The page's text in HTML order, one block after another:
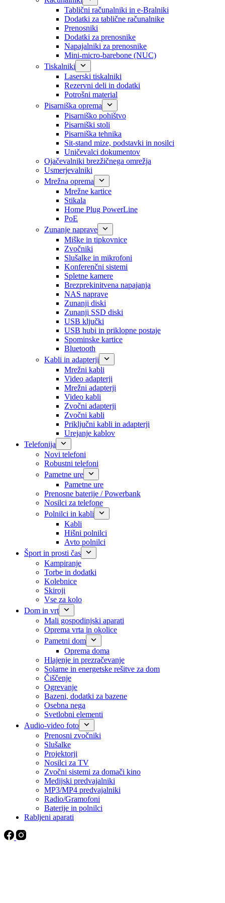
Tablični računalniki in e-Bralniki
Dodatki za tablične računalnike
Prenosniki
Dodatki za prenosnike
Napajalniki za prenosnike
Mini-micro-barebone (NUC)
Tiskalniki
Laserski tiskalniki
Rezervni deli in dodatki
Potrošni material
Pisarniška oprema
Pisarniško pohištvo
Pisarniški stoli
Pisarniška tehnika
Sit-stand mize, podstavki in nosilci
Uničevalci dokumentov
Ojačevalniki brezžičnega omrežja
Usmerjevalniki
Mrežna oprema
Mrežne kartice
Stikala
Home Plug PowerLine
PoE
Zunanje naprave
Miške in tipkovnice
Zvočniki
Slušalke in mikrofoni
Konferenčni sistemi
Spletne kamere
Brezprekinitvena napajanja
NAS naprave
Zunanji diski
Zunanji SSD diski
USB ključki
USB hubi in priklopne postaje
Spominske kartice
Bluetooth
Kabli in adapterji
Mrežni kabli
Video adapterji
Mrežni adapterji
Video kabli
Zvočni adapterji
Zvočni kabli
Priključni kabli in adapterji
Urejanje kablov
Telefonija
Novi telefoni
Robustni telefoni
Pametne ure
Pametne ure
Prenosne baterije / Powerbank
Nosilci za telefone
Polnilci in kabli
Kabli
Hišni polnilci
Avto polnilci
Šport in prosti čas
Kampiranje
Torbe in dodatki
Kolebnice
Skiroji
Vse za kolo
Dom in vrt
Mali gospodinjski aparati
Oprema vrta in okolice
Pametni dom
Oprema doma
Hlajenje in prezračevanje
Solarne in energetske rešitve za dom
Čiščenje
Ogrevanje
Bazeni, dodatki za bazene
Osebna nega
Svetlobni elementi
Audio-video foto
Prenosni zvočniki
Slušalke
Projektorji
Nosilci za TV
Zvočni sistemi za domači kino
Medijski predvajalniki
MP3/MP4 predvajalniki
Radio/Gramofoni
Baterije in polnilci
Rabljeni aparati